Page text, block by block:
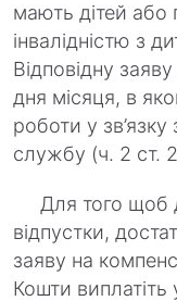
мають дітей або
інвалідністю з
Відповідну
дня місяця, в
роботи у
службу (ч. 2 ст.
Для того щоб
відпустки,
заяву на
Кошти